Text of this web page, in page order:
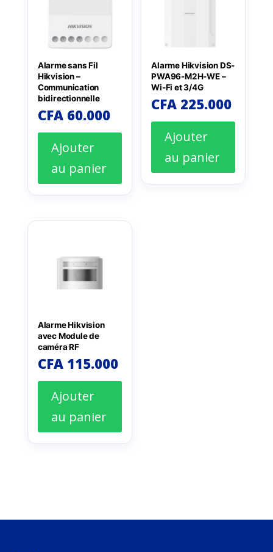
Alarme sans Fil
Hikvision –
Communication
bidirectionnelle
CFA60.000
Ajouter
au panier
Alarme Hikvision DS-
PWA96-M2H-WE –
Wi-Fi et 3/4G
CFA 225.000
Ajouter
au panier
Alarme Hikvision
avec Module de
caméra RF
CFA115.000
Ajouter
au panier